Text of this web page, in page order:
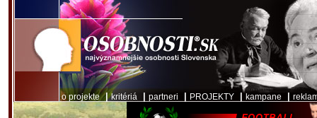
o projekte|kritériá partneri PROJEKTY kampane